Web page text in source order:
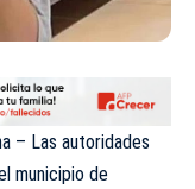
– Las autoridades
municipio de